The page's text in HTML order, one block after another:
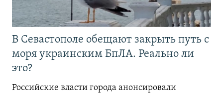
В Севастополе обещают закрыть путь с
моря украинским БпЛА. Реально ли
это?
Российские власти города анонсировали